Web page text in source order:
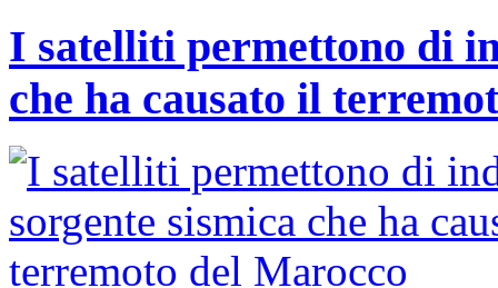
I satelliti permettono di
che ha causato il